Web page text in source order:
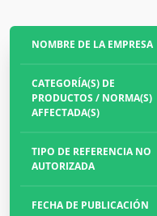
Suiza (alemán)
Turquía (turco)
NOMBRE DE LA EMPRESA
CATEGORÍA(S) DE
PRODUCTOS / NORMA(S)
AFFECTADA(S)
TIPO DE REFERENCIA NO
AUTORIZADA
FECHA DE PUBLICACIÓN